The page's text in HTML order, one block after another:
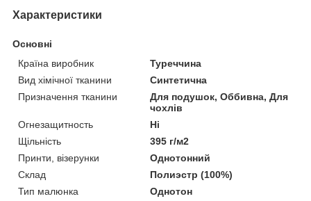
Характеристики
Основні
Країна виробник
Туреччина
Вид хімічної тканини
Синтетична
Призначення тканини
Для подушок, Оббивна, Для
чохлів
Огнезащитность
Ні
Щільність
395 г/м2
Принти, візерунки
Однотонний
Склад
Полиэстр (100%)
Тип малюнка
Однотон